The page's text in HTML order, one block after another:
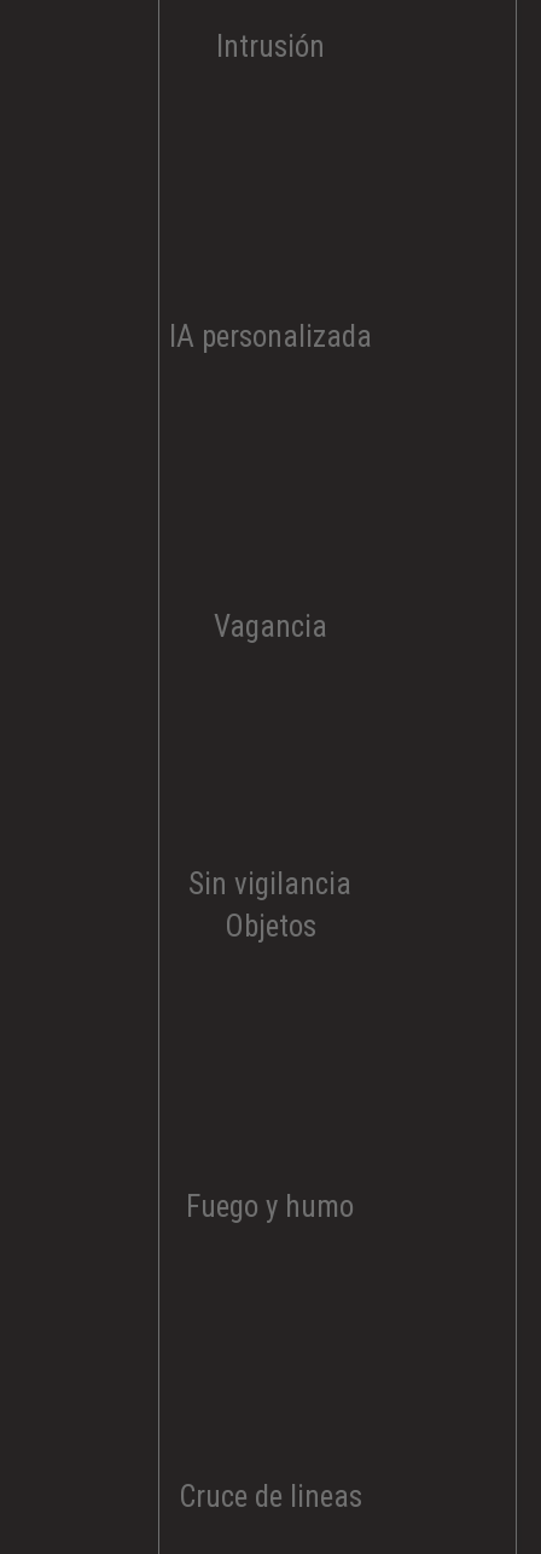
Intrusión
IA personalizada
Vagancia​
Sin vigilancia
Objetos
Fuego y humo
Cruce de lineas​